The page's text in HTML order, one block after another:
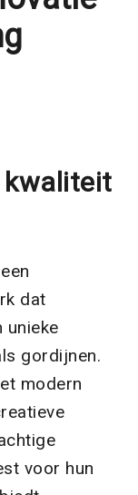
kwaliteit
dat
unieke
gordijnen.
modern
voor hun